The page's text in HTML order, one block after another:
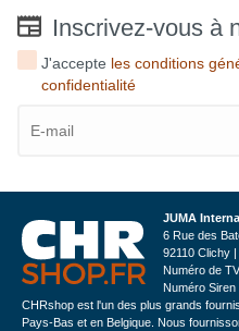
Inscrivez-vous à
J'accepte les conditions
confidentialité
JUMA
6 Rue des
92110 Clichy
Numéro de
Numéro Siren
CHRshop est l'un des plus grands
Pays-Bas et en Belgique. Nous